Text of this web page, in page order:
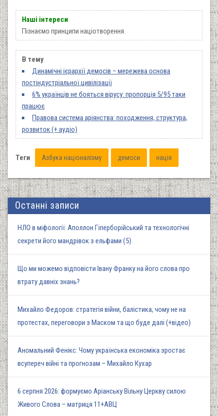
Наші інтереси
Пізнаємо принципи націотворення.
В тему
Динамічні ієрархії демосів – мережева основа
постіндустріальної цивілізації
6% українців не бояться вірусу: пропорція 5/95 таки
працює
Правова система аріянства: походження, структура,
розвиток (+ аудіо)
Теги Азбука націоналізму демоси нація
Останні записи
НЛО в міфології: Аполлон Гіперборійський та технологічні
секрети його мандрівок з ельфами (5)
Що ми можемо відповісти Івану Франку на його слова про
втрату давніх знань?
Михайло Федоров: стратегія війни, балістика, чому не на
протестах, переговори з Маском та що буде далі (+відео)
Аномальний Фенікс: Чому українська економіка зростає
всупереч війні та прогнозам – Михайло Кухар
6 серпня 2026: формуємо Аріанську Вільну Церкву силою
Живого Слова – матриця 11+АВЦ